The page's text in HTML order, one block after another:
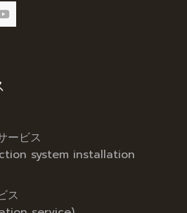
ービス
system installation
ス